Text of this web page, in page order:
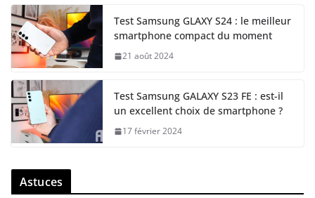
Test Samsung GLAXY S24 : le meilleur
smartphone compact du moment
21 août 2024
Test Samsung GALAXY S23 FE : est-il
un excellent choix de smartphone ?
17 février 2024
Astuces